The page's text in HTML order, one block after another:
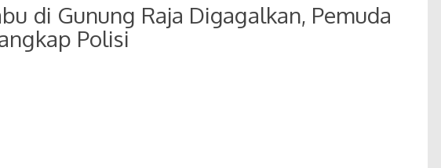
di Gunung Raja Digagalkan, Pemuda
Polisi